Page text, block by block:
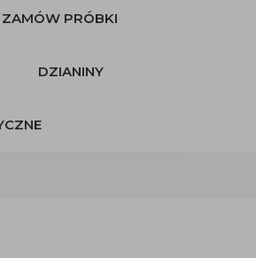
ZAMÓW PRÓBKI
DZIANINY